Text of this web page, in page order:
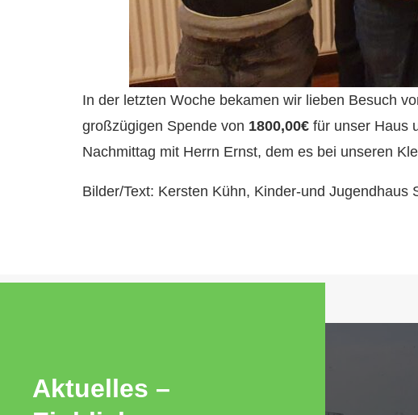
In der letzten Woche bekamen wir lieben Besuch
großzügigen Spende von 1800,00€ für unser Haus
Nachmittag mit Herrn Ernst, dem es bei unseren
Bilder/Text: Kersten Kühn, Kinder-und Jugendhaus
Aktuelles –